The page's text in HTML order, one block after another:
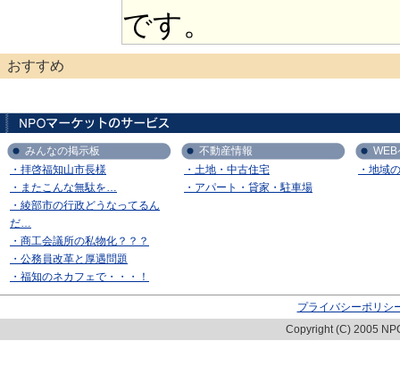
です。
おすすめ
みんなの掲示板
・拝啓福知山市長様
・またこんな無駄を…
・綾部市の行政どうなってるん
だ…
・商工会議所の私物化？？？
・公務員改革と厚遇問題
・福知のネカフェで・・・！
不動産情報
・土地・中古住宅
・アパート・貸家・駐車場
WEB
・地域
プライバシーポリシ
Copyright (C) 2005